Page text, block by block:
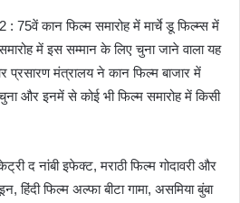
कान फिल्म समारोह में मार्चे डू फिल्म्स में
में इस सम्मान के लिए चुना जाने वाला यह
मंत्रालय ने कान फिल्म बाजार में
और इनमें से कोई भी फिल्म समारोह में किसी
द नांबी इफेक्ट, मराठी फिल्म गोदावरी और
हिंदी फिल्म अल्फा बीटा गामा, असमिया बुंबा